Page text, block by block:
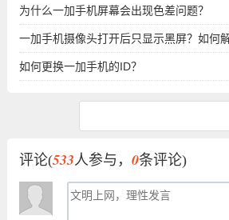
为什么一加手机屏幕会出现色差问题？
一加手机摄像头打开后只显示黑屏？如何解
如何更换一加手机的ID？
评论(533人参与， 0条评论)